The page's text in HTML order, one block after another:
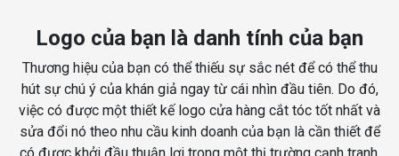
Logo của bạn là danh tính của bạn
Thương hiệu của bạn có thể thiếu sự sắc nét để có thể thu
hút sự chú ý của khán giả ngay từ cái nhìn đầu tiên. Do đó,
việc có được một thiết kế logo cửa hàng cắt tóc tốt nhất và
sửa đổi nó theo nhu cầu kinh doanh của bạn là cần thiết để